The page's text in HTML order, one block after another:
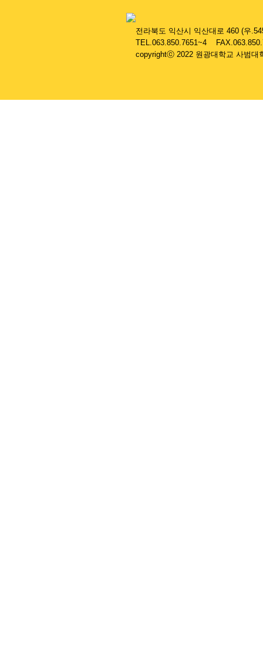
전라북도 익산시 익산대로 460 (우
TEL.063.850.7651~4
copyrightⓒ 2022 원광대학교 사범대